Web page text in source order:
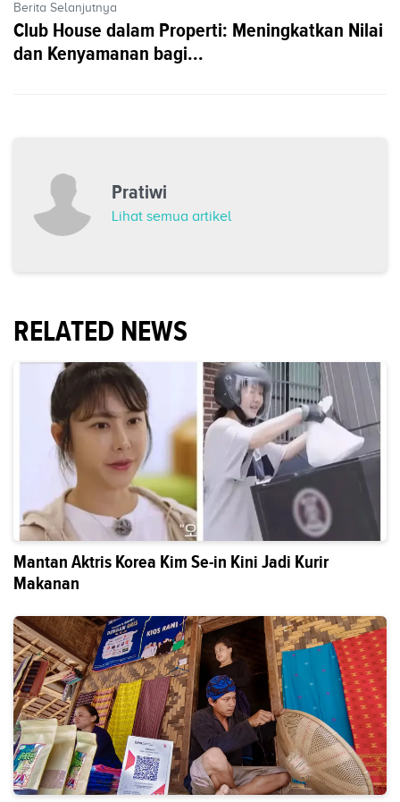
Berita Selanjutnya
Club House dalam Properti: Meningkatkan Nilai
dan Kenyamanan bagi...
Pratiwi
Lihat semua artikel
RELATED NEWS
Mantan Aktris Korea Kim Se-in Kini Jadi Kurir
Makanan